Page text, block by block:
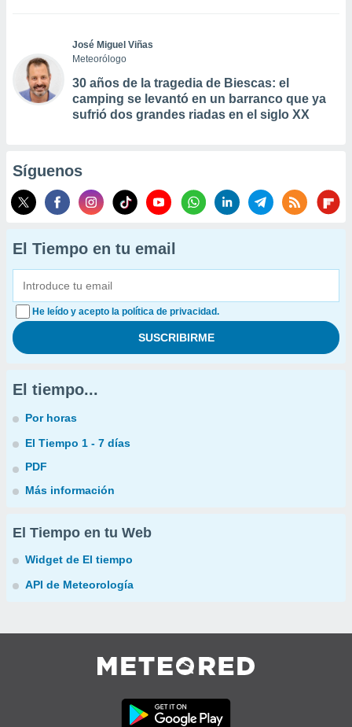
José Miguel Viñas
Meteorólogo
30 años de la tragedia de Biescas: el
camping se levantó en un barranco que ya
sufrió dos grandes riadas en el siglo XX
Síguenos
El Tiempo en tu email
He leído y acepto la política de privacidad.
El tiempo...
Por horas
El Tiempo 1 - 7 días
PDF
Más información
El Tiempo en tu Web
Widget de El tiempo
API de Meteorología